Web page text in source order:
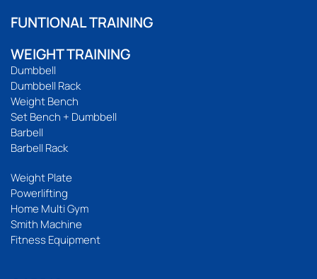
FUNTIONAL TRAINING
WEIGHT TRAINING
Dumbbell
Dumbbell Rack
Weight Bench
Set Bench + Dumbbell
Barbell
Barbell Rack
Weight Plate
Powerlifting
Home Multi Gym
Smith Machine
Fitness Equipment